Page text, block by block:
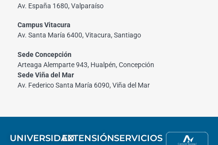
Av. España 1680, Valparaíso
Campus Vitacura
Av. Santa María 6400, Vitacura, Santiago
Sede Concepción
Arteaga Alemparte 943, Hualpén, Concepción
Sede Viña del Mar
Av. Federico Santa María 6090, Viña del Mar
UNIVERSIDADEXTENSIÓNSERVICIOS